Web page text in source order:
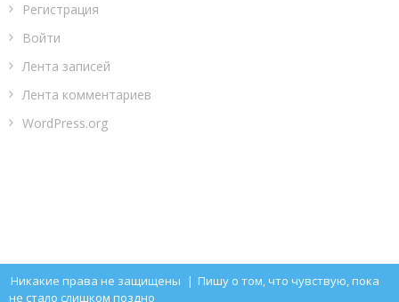
Регистрация
Войти
Лента записей
Лента комментариев
WordPress.org
Никакие права не защищены | Пишу о том, что чувствую, пока
не стало слишком поздно